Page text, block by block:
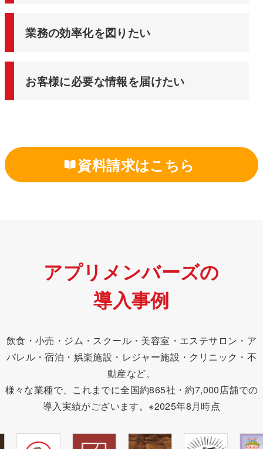
業務の効率化を図りたい
お客様に必要な情報を届けたい
資料請求はこちら
アプリメンバーズの
導入事例
飲食・小売・ジム・スクール・美容室・エステサロン・ア
パレル・宿泊・娯楽施設・レジャー施設・クリニック・不
動産など、
様々な業種で、これまでに全国約865社・約7,000店舗での
導入実績がございます。※2025年8月時点